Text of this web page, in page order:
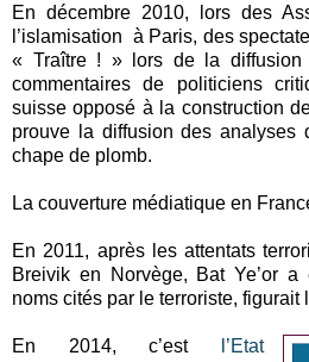
En décembre 2010, lors des
l’islamisation à Paris, des
« Traître ! » lors de la diffusion
commentaires de politiciens
suisse opposé à la construction
prouve la diffusion des analyses
chape de plomb.
La couverture médiatique en
En 2011, après les attentats
Breivik en Norvège, Bat Ye’or
noms cités par le terroriste, figurait
En 2014, c’est
l’Etat